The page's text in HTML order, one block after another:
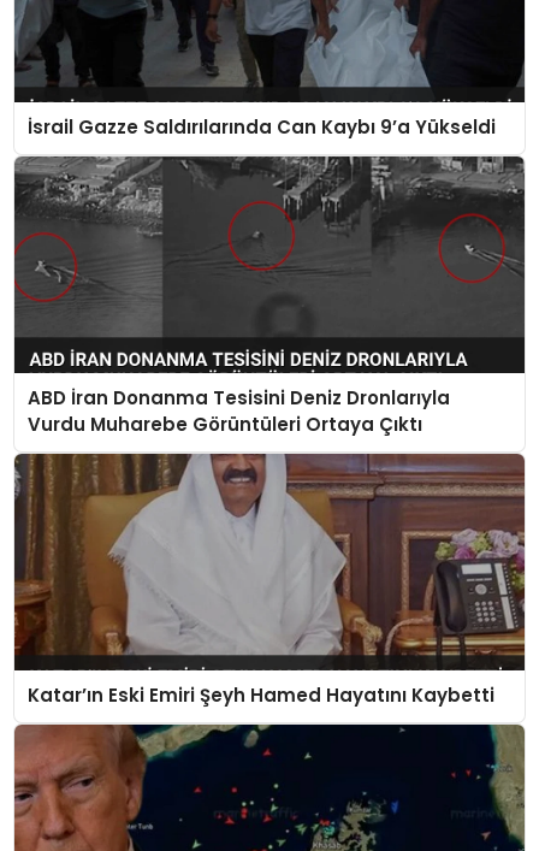
İsrail Gazze Saldırılarında Can Kaybı 9’a Yükseldi
ABD İran Donanma Tesisini Deniz Dronlarıyla
Vurdu Muharebe Görüntüleri Ortaya Çıktı
Katar’ın Eski Emiri Şeyh Hamed Hayatını Kaybetti